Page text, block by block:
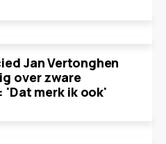
Jan Vertonghen
over zware
'Dat merk ik ook'